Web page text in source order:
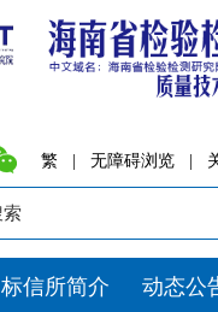
繁 | 无障碍浏览 |
标信所简介 动态公